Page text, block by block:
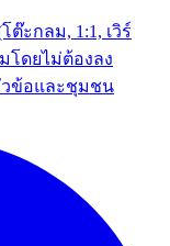
ต๊ะกลม, 1:1, เวิร์
โดยไม่ต้องลง
วข้อและชุมชน